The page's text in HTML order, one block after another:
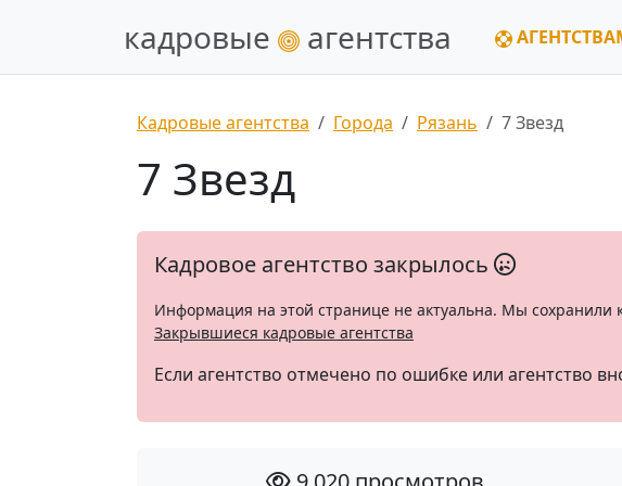
кадровые агентства
Кадровые агентства Города Рязань 7 Звезд
7 Звезд
Кадровое агентство закрылось
Информация на этой странице не актуальна. Мы сохранили
Закрывшиеся кадровые агентства
Если агентство отмечено по ошибке или агентство